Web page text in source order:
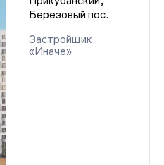
Березовый пос.
Застройщик
«Иначе»